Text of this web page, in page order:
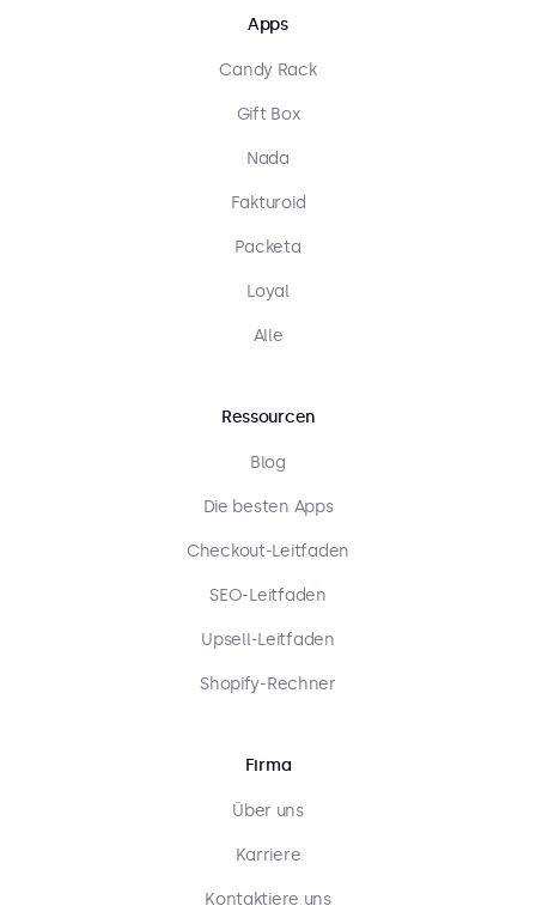
Apps
Candy Rack
Gift Box
Nada
Fakturoid
Packeta
Loyal
Alle
Ressourcen
Blog
Die besten Apps
Checkout-Leitfaden
SEO-Leitfaden
Upsell-Leitfaden
Shopify-Rechner
Firma
Über uns
Karriere
Kontaktiere uns